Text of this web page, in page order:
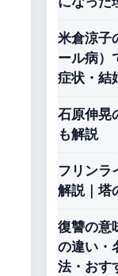
米倉涼子
ール病）
症状・結
石原伸晃
も解説
フリンラ
解説｜塔
復讐の意
の違い・
法・おす